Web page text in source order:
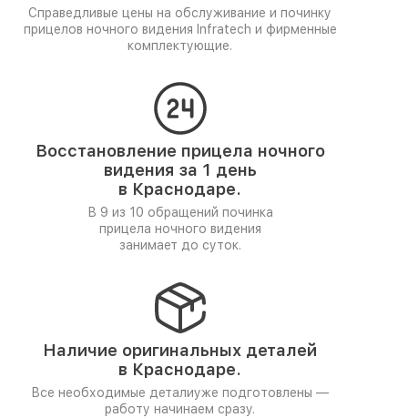
Справедливые цены на обслуживание и починку
прицелов ночного видения Infratech и фирменные
комплектующие.
Восстановление прицела ночного
видения за 1 день
в Краснодаре.
В 9 из 10 обращений починка
прицела ночного видения
занимает до суток.
Наличие оригинальных деталей
в Краснодаре.
Все необходимые деталиуже подготовлены —
работу начинаем сразу.